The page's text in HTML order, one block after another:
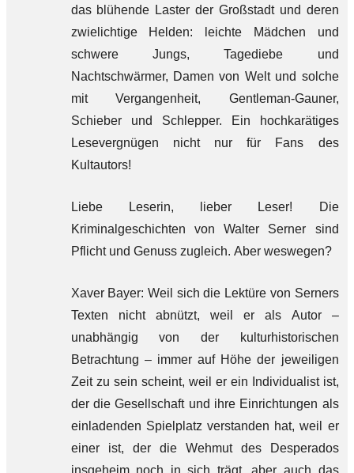
das blühende Laster der Großstadt und deren
zwielichtige Helden: leichte Mädchen und
schwere Jungs, Tagediebe und
Nachtschwärmer, Damen von Welt und solche
mit Vergangenheit, Gentleman-Gauner,
Schieber und Schlepper. Ein hochkarätiges
Lesevergnügen nicht nur für Fans des
Kultautors!
Liebe Leserin, lieber Leser! Die
Kriminalgeschichten von Walter Serner sind
Pflicht und Genuss zugleich. Aber weswegen?
Xaver Bayer: Weil sich die Lektüre von Serners
Texten nicht abnützt, weil er als Autor –
unabhängig von der kulturhistorischen
Betrachtung – immer auf Höhe der jeweiligen
Zeit zu sein scheint, weil er ein Individualist ist,
der die Gesellschaft und ihre Einrichtungen als
einladenden Spielplatz verstanden hat, weil er
einer ist, der die Wehmut des Desperados
insgeheim noch in sich trägt, aber auch das